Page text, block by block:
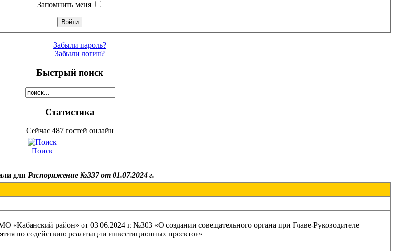
Запомнить меня
Забыли пароль?
Забыли логин?
Быстрый поиск
Статистика
Сейчас 487 гостей онлайн
Поиск
дляРаспоряжение №337 от 01.07.2024 г.
район» от 03.06.2024 г. №303 «О создании совещательного органа при Главе-Руководителе
по содействию реализации инвестиционных проектов»